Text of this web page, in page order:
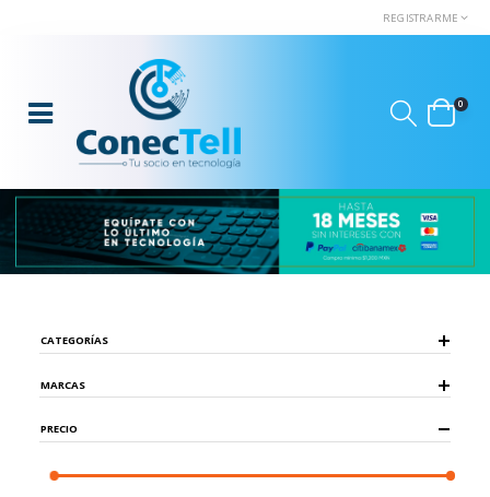
REGISTRARME
0
CATEGORÍAS
MARCAS
PRECIO